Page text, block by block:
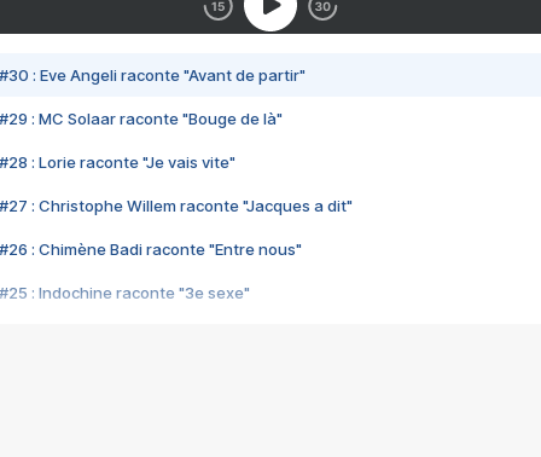
#30 : Eve Angeli raconte "Avant de partir"
#29 : MC Solaar raconte "Bouge de là"
#28 : Lorie raconte "Je vais vite"
#27 : Christophe Willem raconte "Jacques a dit"
#26 : Chimène Badi raconte "Entre nous"
#25 : Indochine raconte "3e sexe"